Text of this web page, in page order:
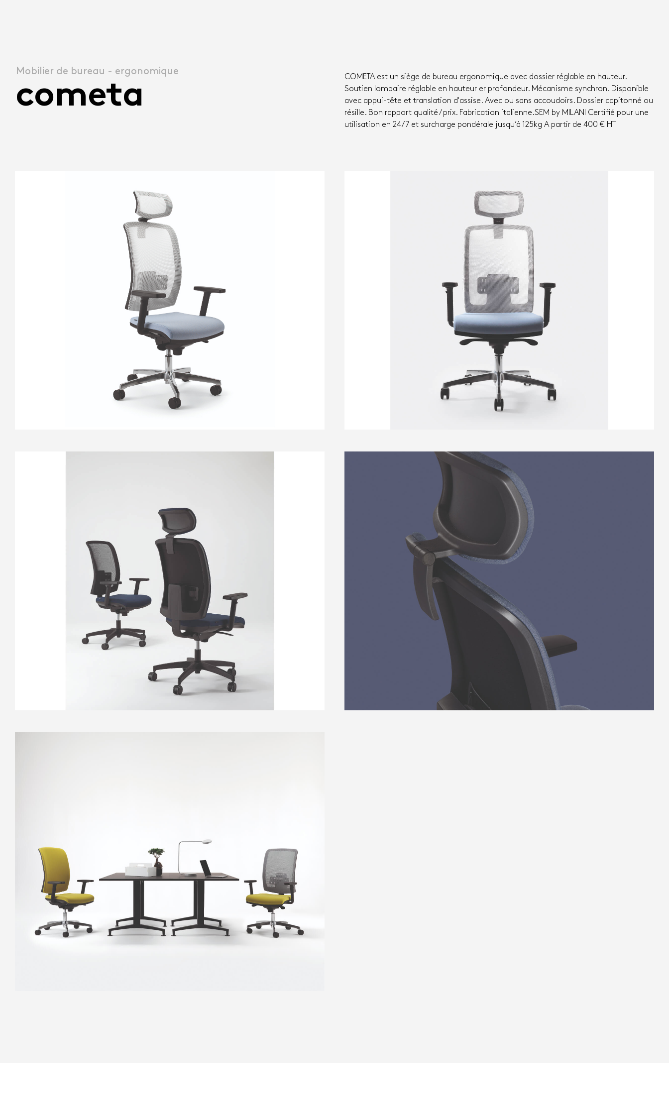
Mobilier de bureau - ergonomique
cometa
COMETA est un siège de bureau ergonomique avec dossier réglable en hauteur.
Soutien lombaire réglable en hauteur er profondeur. Mécanisme synchron. Disponible
avec appui-tête et translation d'assise. Avec ou sans accoudoirs. Dossier capitonné ou
résille. Bon rapport qualité / prix. Fabrication italienne.SEM by MILANI Certifié pour une
utilisation en 24/7 et surcharge pondérale jusqu’à 125kg A partir de 400 € HT